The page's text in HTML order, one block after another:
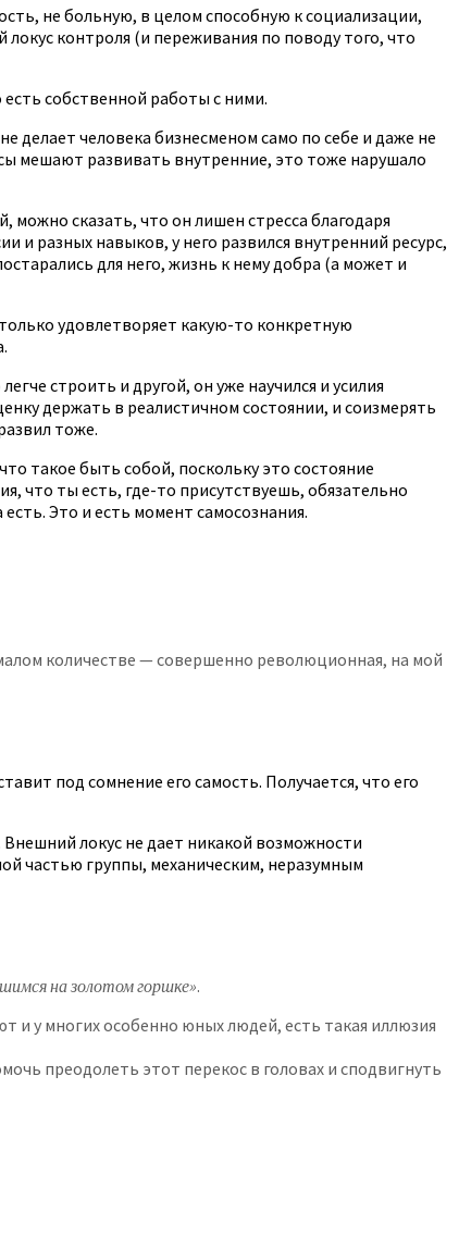
не больную, в целом способную к социализации,
контроля (и переживания по поводу того, что
собственной работы с ними.
делает человека бизнесменом само по себе и даже не
мешают развивать внутренние, это тоже нарушало
можно сказать, что он лишен стресса благодаря
и разных навыков, у него развился внутренний ресурс,
для него, жизнь к нему добра (а может и
удовлетворяет какую-то конкретную
строить и другой, он уже научился и усилия
держать в реалистичном состоянии, и соизмерять
тоже.
такое быть собой, поскольку это состояние
что ты есть, где-то присутствуешь, обязательно
Это и есть момент самосознания.
количестве — совершенно революционная, на мой
под сомнение его самость. Получается, что его
локус не дает никакой возможности
частью группы, механическим, неразумным
на золотом горшке».
и у многих особенно юных людей, есть такая иллюзия
преодолеть этот перекос в головах и сподвигнуть